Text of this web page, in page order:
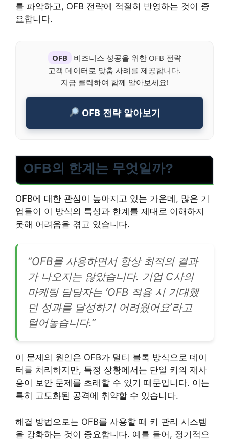
를 파악하고, OFB 전략에 적절히 반영하는 것이 중
요합니다.
OFB
비즈니스 성공을 위한 OFB 전략
고객 데이터로 맞춤 사례를 제공합니다.
지금 클릭하여 함께 알아보세요!
OFB 전략 알아보기
OFB의 한계는 무엇일까?
OFB에 대한 관심이 높아지고 있는 가운데, 많은 기
업들이 이 방식의 특성과 한계를 제대로 이해하지
못해 어려움을 겪고 있습니다.
“OFB를 사용하면서 항상 최적의 결과
가 나오지는 않았습니다. 기업 C사의
마케팅 담당자는 ‘OFB 적용 시 기대했
던 성과를 달성하기 어려웠어요’라고
털어놓습니다.”
이 문제의 원인은 OFB가 멀티 블록 방식으로 데이
터를 처리하지만, 특정 상황에서는 단일 키의 재사
용이 보안 문제를 초래할 수 있기 때문입니다. 이는
특히 고도화된 공격에 취약할 수 있습니다.
해결 방법으로는 OFB를 사용할 때 키 관리 시스템
을 강화하는 것이 중요합니다. 예를 들어, 정기적으